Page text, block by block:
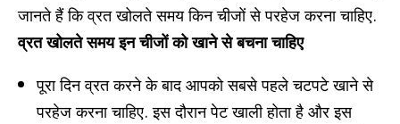
जानते हैं कि व्रत खोलते समय किन चीजों से परहेज करना चाहिए.
व्रत खोलते समय इन चीजों को खाने से बचना चाहिए
पूरा दिन व्रत करने के बाद आपको सबसे पहले चटपटे खाने से
परहेज करना चाहिए. इस दौरान पेट खाली होता है और इस